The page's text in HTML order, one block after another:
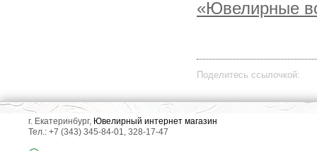
«Ювелирные
Поделитесь ссылочкой:
г. Екатеринбург, Ювелирный интернет магазин
Тел.: +7 (343) 345-84-01, 328-17-47